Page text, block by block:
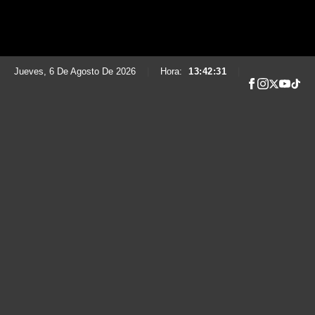
Jueves, 6 De Agosto De 2026 Hora: 13:42:33